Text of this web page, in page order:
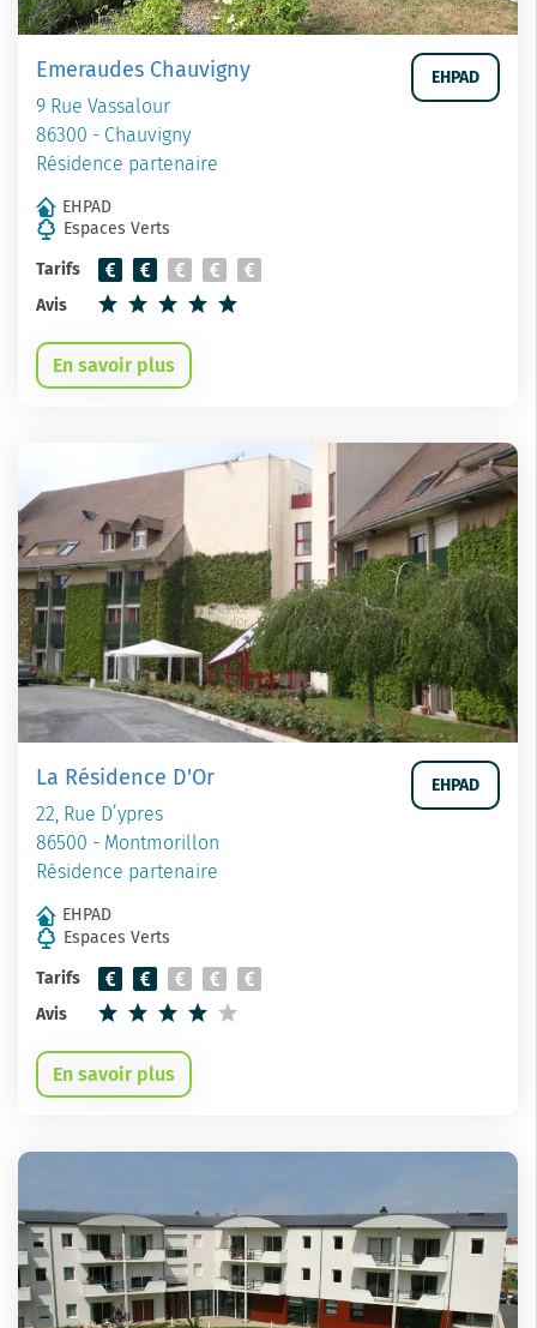
Emeraudes Chauvigny
9 Rue Vassalour
86300 - Chauvigny
Résidence partenaire
EHPAD
EHPAD
Espaces Verts
Tarifs
Avis
En savoir plus
La Résidence D'Or
22, Rue D’ypres
86500 - Montmorillon
Résidence partenaire
EHPAD
EHPAD
Espaces Verts
Tarifs
Avis
En savoir plus